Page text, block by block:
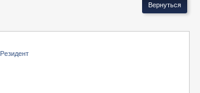
Резидент